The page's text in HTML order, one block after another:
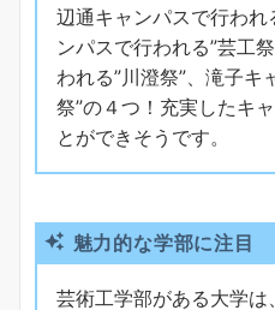
辺通キャンパスで行われ
ンパスで行われる”芸工
われる”川澄祭”、滝子キ
祭”の４つ！充実したキ
とができそうです。
魅力的な学部に注目
芸術工学部がある大学